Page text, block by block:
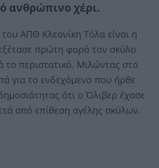
ανθρώπινο χέρι.
ΑΠΘ Κλεονίκη Τόλα είναι η
πρώτη φορά τον σκύλο
το περιστατικό. Μιλώντας στο
για το ενδεχόμενο που ήρθε
ότι ο Όλιβερ έχασε
από επίθεση αγέλης σκύλων.